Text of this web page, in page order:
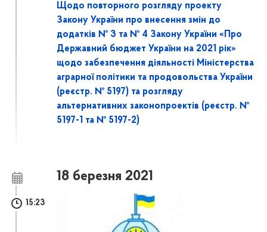
Щодо повторного розгляду проекту
Закону України про внесення змін до
додатків № 3 та № 4 Закону України «Про
Державний бюджет України на 2021 рік»
щодо забезпечення діяльності Міністерства
аграрної політики та продовольства України
(реєстр. № 5197) та розгляду
альтернативних законопроектів (реєстр. №
5197-1 та № 5197-2)
18 березня 2021
15:23